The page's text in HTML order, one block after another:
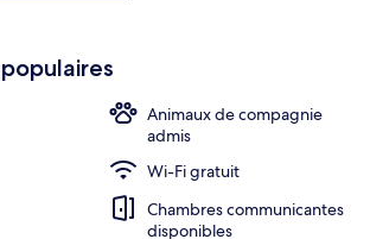
6 min et Station de métro Patterson, à 10
Animaux de compagnie
admis
Wi-Fi gratuit
Chambres communicantes
disponibles